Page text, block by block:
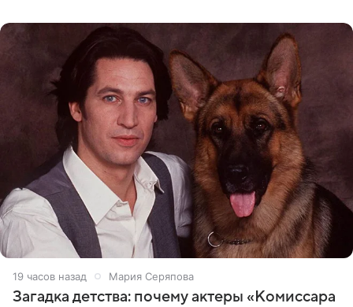
19 часов назад Мария Серяпова
Загадка детства: почему актеры «Комиссара